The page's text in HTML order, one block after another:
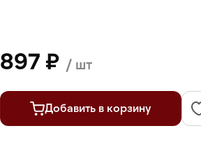
897 ₽ / шт
Добавить в корзину